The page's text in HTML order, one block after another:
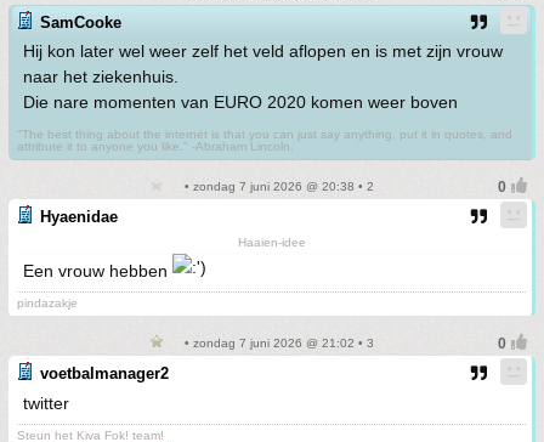
SamCooke
Hij kon later wel weer zelf het veld aflopen en is met zijn vrouw
naar het ziekenhuis.
Die nare momenten van EURO 2020 komen weer boven
"The best thing about the internet is that you can just say anything, put it in quotes, and
attribute it to anyone you like." -Abraham Lincoln.
• zondag 7 juni 2026 @ 20:38 • 2
Hyaenidae
Haaien-idee
Een vrouw hebben
pindazakje
• zondag 7 juni 2026 @ 21:02 • 3
voetbalmanager2
twitter
Steun het Kiva Fok! team!